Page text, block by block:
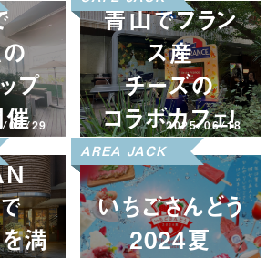
07/29
プ
催
2025/06/18
青山でフラン
ス産
チーズの
コラボカフェ！
満
CAFE JACK
CAFE TIE UP
AREA JACK
いちごさんどう
2024夏